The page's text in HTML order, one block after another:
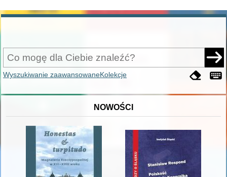
Wyszukiwanie zaawansowaneKolekcje
NOWOŚCI